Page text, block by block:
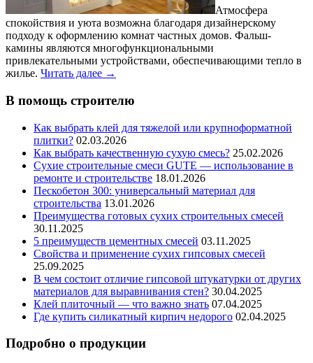
Атмосфера
спокойствия и уюта возможна благодаря дизайнерскому
подходу к оформлению комнат частных домов. Фальш-
камины являются многофункциональными
привлекательными устройствами, обеспечивающими тепло в
жилье. Читать далее →
В помощь строителю
Как выбрать клей для тяжелой или крупноформатной
плитки? 02.03.2026
Как выбрать качественную сухую смесь? 25.02.2026
Сухие строительные смеси GUTE — использование в
ремонте и строительстве 18.01.2026
Пескобетон 300: универсальный материал для
строительства 13.01.2026
Преимущества готовых сухих строительных смесей
30.11.2025
5 преимуществ цементных смесей 03.11.2025
Свойства и применение сухих гипсовых смесей
25.09.2025
В чем состоит отличие гипсовой штукатурки от других
материалов для выравнивания стен? 30.04.2025
Клей плиточный — что важно знать 07.04.2025
Где купить силикатный кирпич недорого 02.04.2025
Подробно о продукции